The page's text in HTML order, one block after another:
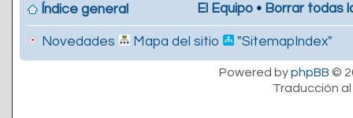
Índice general El Equipo • Borrar todas
Novedades Mapa del sitio "SitemapIndex"
Powered byphpBB ©
Traducción